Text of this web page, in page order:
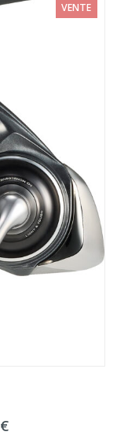
VENTE
€Plage